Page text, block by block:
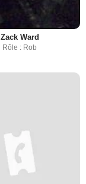
Zack Ward
Rôle : Rob